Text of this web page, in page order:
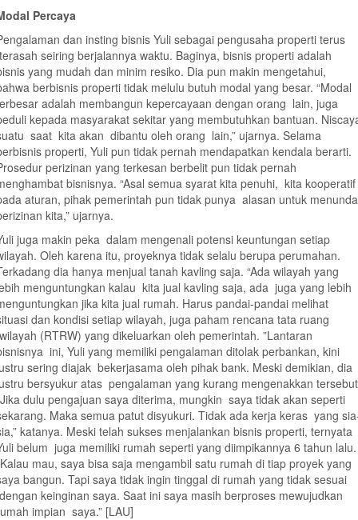
Percaya
dan insting bisnis Yuli sebagai pengusaha properti terus
seiring berjalannya waktu. Baginya, bisnis properti adalah
yang mudah dan minim resiko. Dia pun makin mengetahui,
berbisnis properti tidak melulu butuh modal yang besar. “Modal
adalah membangun kepercayaan dengan orang lain, juga
kepada masyarakat sekitar yang membutuhkan bantuan.
saat kita akan dibantu oleh orang lain,” ujarnya. Selama
properti, Yuli pun tidak pernah mendapatkan kendala berarti.
perizinan yang terkesan berbelit pun tidak pernah
bisnisnya. “Asal semua syarat kita penuhi, kita kooperatif
aturan, pihak pemerintah pun tidak punya alasan untuk menunda
kita,” ujarnya.
juga makin peka dalam mengenali potensi keuntungan setiap
Oleh karena itu, proyeknya tidak selalu berupa perumahan.
dia hanya menjual tanah kavling saja. “Ada wilayah yang
menguntungkan kalau kita jual kavling saja, ada juga yang lebih
jika kita jual rumah. Harus pandai-pandai melihat
dan kondisi setiap wilayah, juga paham rencana tata ruang
(RTRW) yang dikeluarkan oleh pemerintah. ”Lantaran
ini, Yuli yang memiliki pengalaman ditolak perbankan, kini
sering diajak bekerjasama oleh pihak bank. Meski demikian, dia
bersyukur atas pengalaman yang kurang mengenakkan
dulu pengajuan saya diterima, mungkin saya tidak akan seperti
Maka semua patut disyukuri. Tidak ada kerja keras yang
katanya. Meski telah sukses menjalankan bisnis properti, ternyata
belum juga memiliki rumah seperti yang diimpikannya 6 tahun lalu.
mau, saya bisa saja mengambil satu rumah di tiap proyek yang
bangun. Tapi saya tidak ingin tinggal di rumah yang tidak sesuai
keinginan saya. Saat ini saya masih berproses mewujudkan
impian saya.” [LAU]